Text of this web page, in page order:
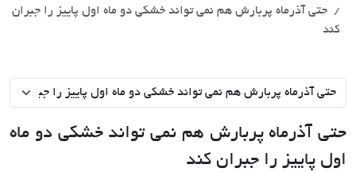
حتی آذرماه پربارش هم نمی تواند خشکی دو ماه اول پاییز را جبران
کند
حتی آذرماه پربارش هم نمی تواند خشکی دو ماه
اول پاییز را جبران کند